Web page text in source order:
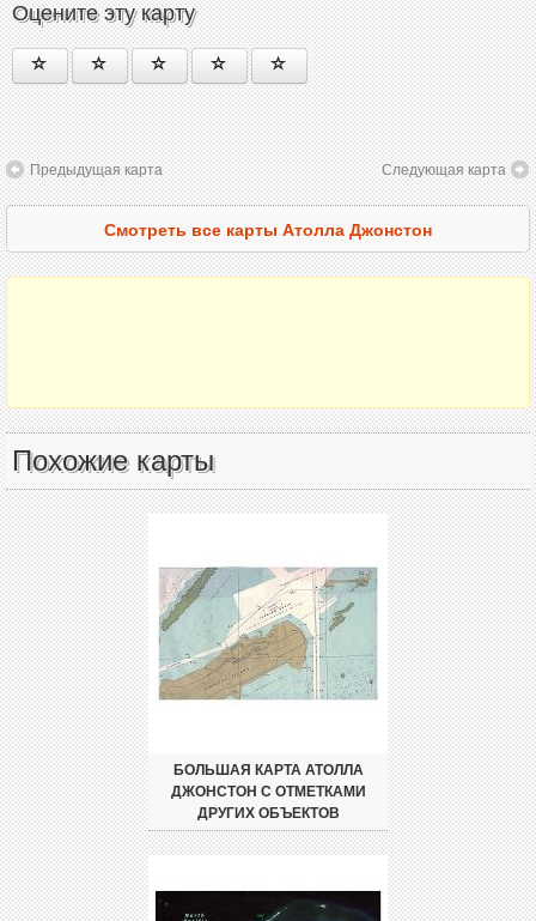
Оцените эту карту
Предыдущая карта Следующая карта
Смотреть все карты Атолла Джонстон
Похожие карты
БОЛЬШАЯ КАРТА АТОЛЛА
ДЖОНСТОН С ОТМЕТКАМИ
ДРУГИХ ОБЪЕКТОВ